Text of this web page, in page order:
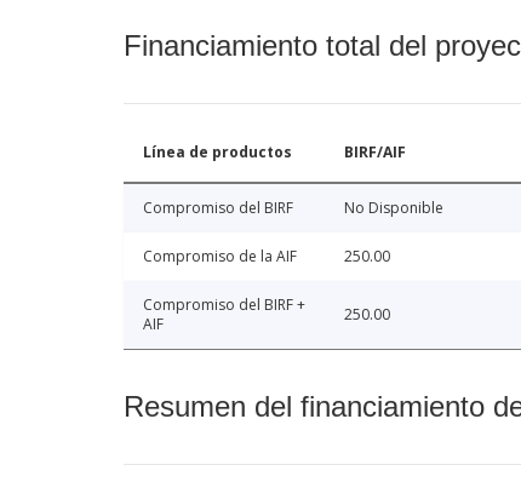
Financiamiento total del
Línea de productos BIRF/AIF
Compromiso del BIRF No Disponible
Compromiso de la AIF 250.00
Compromiso del BIRF +
AIF
250.00
Resumen del financiamiento